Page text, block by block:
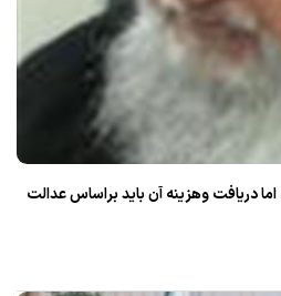
دریافت وهزینه آن باید براساس عدالت